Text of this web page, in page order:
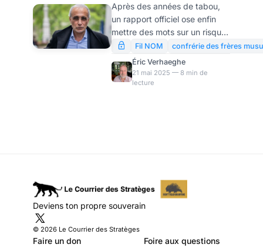
étrange sur leur
complicité avec les
services
occidentaux…
Après des années de tabou,
un rapport officiel ose enfin
mettre des mots sur un risque
majeur encouru par la sécurité
nationale : la prolifération
d’une tumeur appelée «
Confrérie des Frères
et nous en profitons pour nous
demander pour quelles raisons
les services occidentaux, et
singulièrement britanniques,
laissent cette m
Fil NOM
confrérie des frères
Éric Verhaeghe
21 mai 2025 — 8 min de
lecture
Deviens ton propre souverain
© 2026 Le Courrier des Stratèges
Faire un don Foire aux questions